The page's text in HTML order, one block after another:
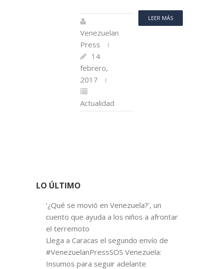
LEER MÁS
Venezuelan
Press
14
febrero,
2017
Actualidad
LO ÚLTIMO
‘¿Qué se movió en Venezuela?’, un
cuento que ayuda a los niños a afrontar
el terremoto
Llega a Caracas el segundo envío de
#VenezuelanPressSOS Venezuela:
Insumos para seguir adelante